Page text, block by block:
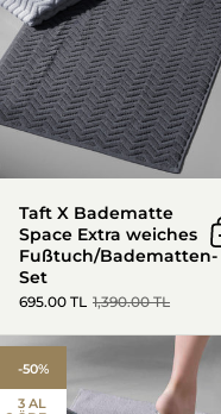
Taft X Badematte
Space Extra weiches
Fußtuch/Badematten-
Set
695.00 TL 1,390.00 TL
-50%
3 AL